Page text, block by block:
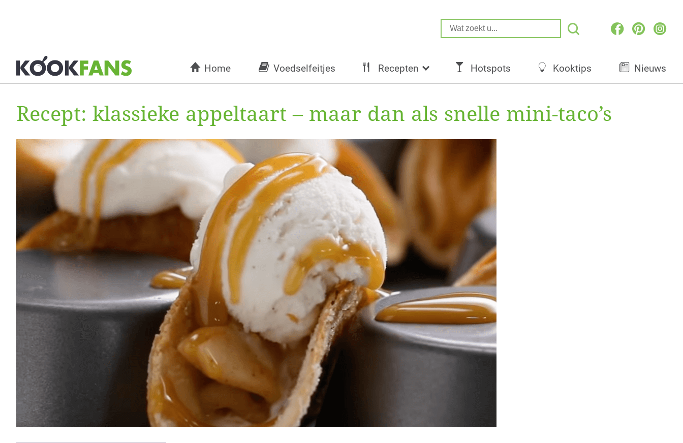
Home Voedselfeitjes Recepten Hotspots Kooktips Nieuws
Recept: klassieke appeltaart – maar dan als snelle mini-taco’s